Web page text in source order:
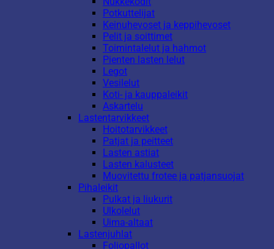
Potkuttelijat
Keinuhevoset ja keppihevoset
Pelit ja soittimet
Toimintalelut ja hahmot
Pienten lasten lelut
Legot
Vesilelut
Koti- ja kauppaleikit
Askartelu
Lastentarvikkeet
Hoitotarvikkeet
Patjat ja peitteet
Lasten astiat
Lasten kalusteet
Muovitettu frotee ja patjansuojat
Pihaleikit
Pulkat ja liukurit
Ulkolelut
Uima-altaat
Lastenjuhlat
Foliopallot